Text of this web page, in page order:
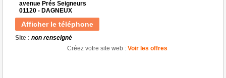
avenue Prés Seigneurs
01120 - DAGNEUX
Afficher le téléphone
Site : non renseigné
Créez votre site web : Voir les offres